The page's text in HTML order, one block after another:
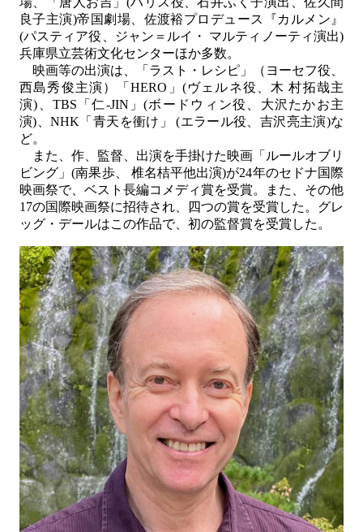
良子主演)帝国劇場、佐渡裕プロデュース『カルメン』
(パスティア役、ジャン＝ルイ・ マルティノーティ演出)
兵庫県立芸術文化センターほか多数。
映画等の出演は、「ラスト・レシピ」（ヨーセフ役、
西島秀俊主演）「HERO」(ヴェルネ役、木 村拓哉主
演)、TBS「仁-JIN」(ボードウィン役、大沢たかお主
演)、NHK「青天を衝け」 (エラール役、吉沢亮主演)な
ど。
また、作、監督、出演を手掛けた映画「ルールオブリ
ビング」(南果歩、 椎名桔平他出演)が24年のセドナ国際
映画祭で、ベスト長編コメディ賞を受賞。また、その他
17の国際映画祭に招待され、四つの賞を受賞した。グレ
ッグ・デールはこの作品で、初の監督賞を受賞した。